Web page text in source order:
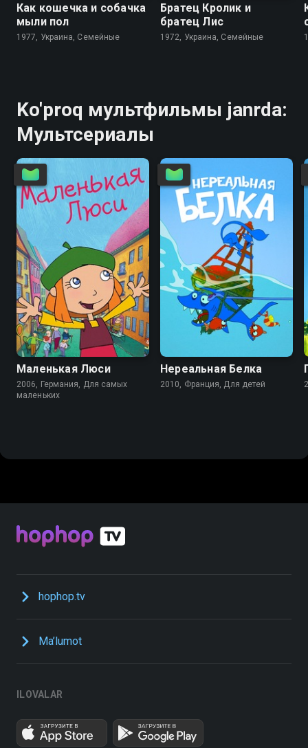
Как кошечка и собачка
мыли пол
1977, Украина, Семейные
Братец Кролик и
братец Лис
1972, Украина, Семейные
Ko'proq мультфильмы janrda:
Мультсериалы
6.7
Маленькая Люси
2006, Германия, Для самых
маленьких
Нереальная Белка
2010, Франция, Для детей
hophop.tv
Ma’lumot
ILOVALAR